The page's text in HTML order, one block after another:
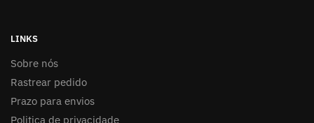
LINKS
Sobre nós
Rastrear pedido
Prazo para envios
Politica de privacidade